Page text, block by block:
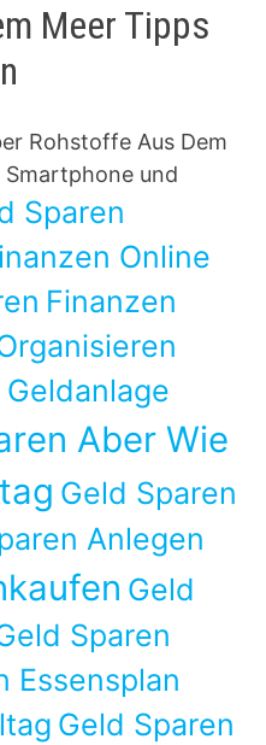
Meer Tipps
Rohstoffe Aus Dem
und
Sparen
Online
Finanzen
Geldanlage
Aber Wie
Geld Sparen
Anlegen
Geld
Sparen
Essensplan
Geld Sparen